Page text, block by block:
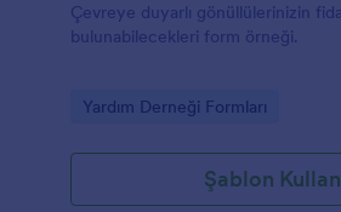
Çevreye duyarlı gönüllülerinizin
bulunabilecekleri form örneği.
Go to Category:
Yardım Derneği Formları
Şablon Kullan